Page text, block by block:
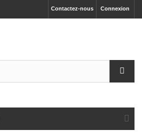
Connexion
Contactez-nous